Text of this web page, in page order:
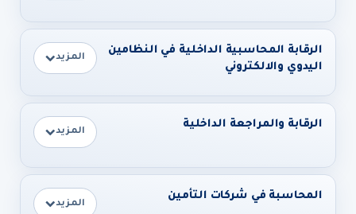
الرقابة المحاسبية الداخلية في النظامين
اليدوي والالكتروني
المزيد
الرقابة والمراجعة الداخلية
المزيد
المحاسبة في شركات التأمين
المزيد